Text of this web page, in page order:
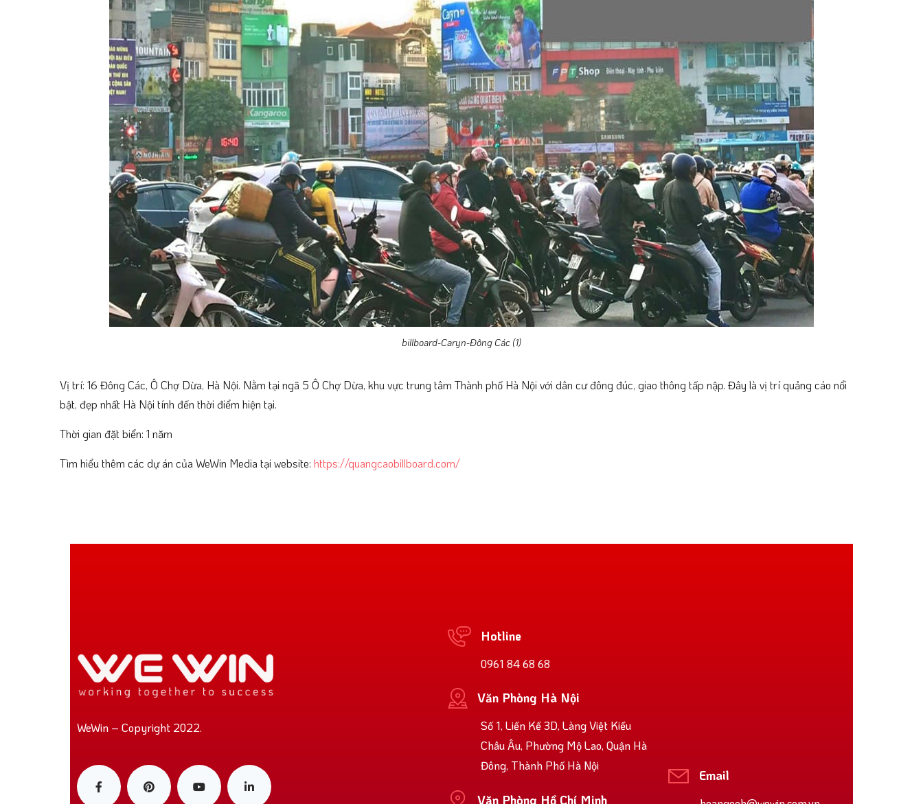
billboard-Caryn-Đông Các (1)
Vị trí: 16 Đông Các, Ô Chợ Dừa, Hà Nội. Nằm tại ngã 5 Ô Chợ Dừa, khu vực trung tâm Thành phố Hà Nội với dân cư đông đúc, giao thông tấp nập. Đây là vị trí quảng cáo nổi
bật, đẹp nhất Hà Nội tính đến thời điểm hiện tại.
Thời gian đặt biển: 1 năm
Tìm hiểu thêm các dự án của WeWin Media tại website: https://quangcaobillboard.com/
WeWin – Copyright 2022.
Hotline
0961 84 68 68
Văn Phòng Hà Nội
Số 1, Liền Kề 3D, Làng Việt Kiều
Châu Âu, Phường Mộ Lao, Quận Hà
Đông, Thành Phố Hà Nội
Văn Phòng Hồ Chí Minh
Email